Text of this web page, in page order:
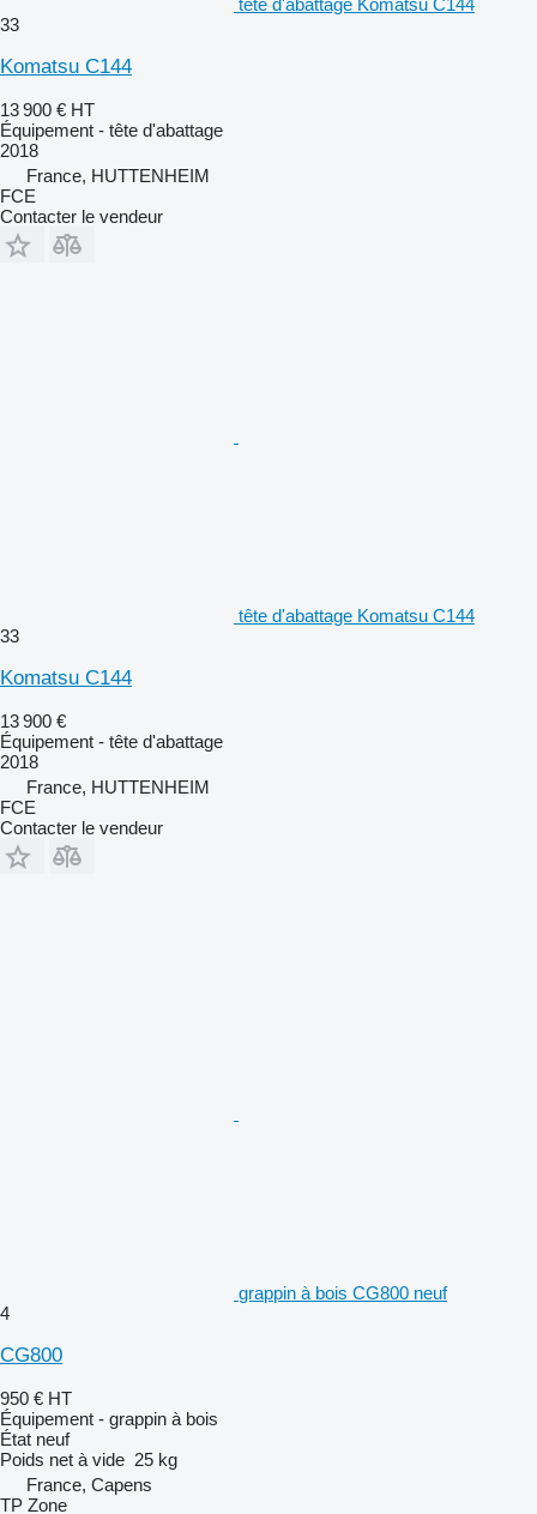
tête d'abattage Komatsu C144
33
Komatsu C144
13 900 € HT
Équipement - tête d'abattage
2018
France, HUTTENHEIM
FCE
Contacter le vendeur
tête d'abattage Komatsu C144
33
Komatsu C144
13 900 €
Équipement - tête d'abattage
2018
France, HUTTENHEIM
FCE
Contacter le vendeur
grappin à bois CG800 neuf
4
CG800
950 € HT
Équipement - grappin à bois
État neuf
Poids net à vide 25 kg
France, Capens
TP Zone